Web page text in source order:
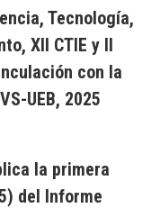
Tecnología,
XII CTIE y II
con la
UEB, 2025
la primera
del Informe